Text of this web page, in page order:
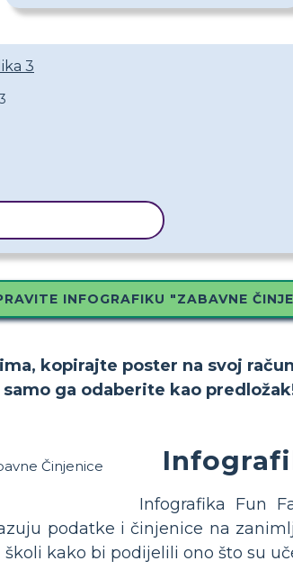
3
INFOGRAFIKU "ZABAVNE
kopirajte poster na svoj
samo ga odaberite kao
Infografika Fun
podatke i činjenice na
kako bi podijelili ono što su